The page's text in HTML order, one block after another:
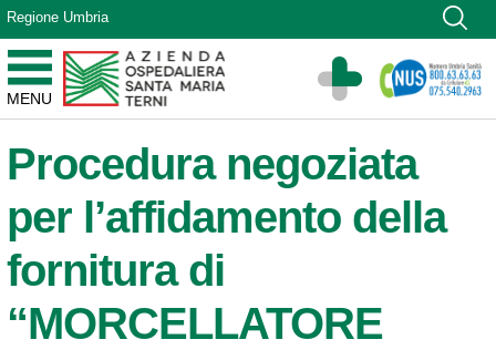
Vai ai contenuti
Vai al menu di navigazione
Vai al footer
Regione Umbria
MENU
Azienda Ospedaliera Santa Maria di Terni
Sito Istituzionale
Procedura negoziata
per l’affidamento della
fornitura di
“MORCELLATORE